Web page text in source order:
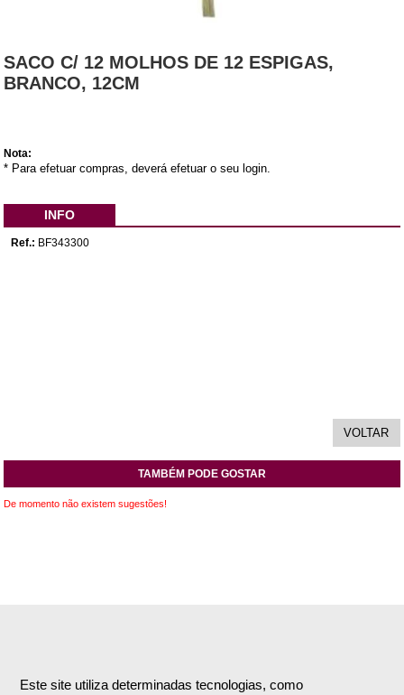
Este site utiliza determinadas tecnologias, como
SACO C/ 12 MOLHOS DE 12 ESPIGAS,
BRANCO, 12CM
Nota:
* Para efetuar compras, deverá efetuar o seu login.
INFO
Ref.: BF343300
TAMBÉM PODE GOSTAR
De momento não existem sugestões!
Empresa
Encomendas & Pagamentos